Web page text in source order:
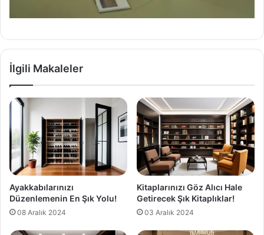
İlgili Makaleler
Ayakkabılarınızı
Düzenlemenin En Şık Yolu!
08 Aralık 2024
Kitaplarınızı Göz Alıcı Hale
Getirecek Şık Kitaplıklar!
03 Aralık 2024